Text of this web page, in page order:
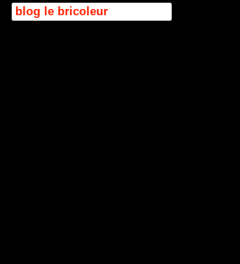
blog le bricoleur